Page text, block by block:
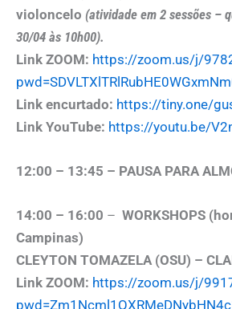
violoncelo (atividade em 2 sessões –
30/04 às 10h00).
Link ZOOM: https://zoom.us/j/
Link encurtado: https://tiny.one/
Link YouTube: https://youtu.be/
12:00 – 13:45 – PAUSA PARA
14:00 – 16:00 – WORKSHOPS
Campinas)
CLEYTON TOMAZELA (OSU) –
Link ZOOM: https://zoom.us/j/